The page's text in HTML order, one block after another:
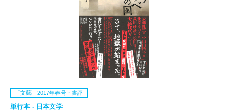
「文藝」2017年春号・書評
単行本 - 日本文学